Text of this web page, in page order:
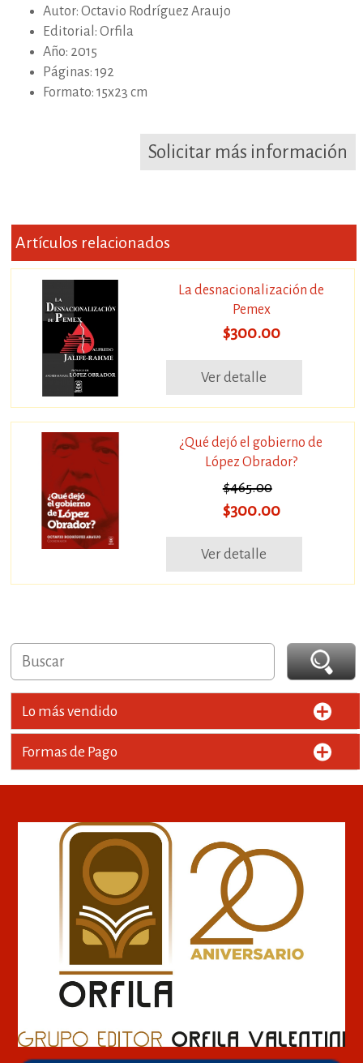
Autor: Octavio Rodríguez Araujo
Editorial: Orfila
Año: 2015
Páginas: 192
Formato: 15x23 cm
Solicitar más información
Artículos relacionados
La desnacionalización de
Pemex
$300.00
Ver detalle
¿Qué dejó el gobierno de
López Obrador?
$465.00
$300.00
Ver detalle
Lo más vendido
Formas de Pago